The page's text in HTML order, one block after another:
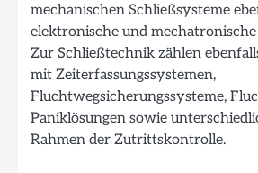
mechanischen Schließsysteme
elektronische und mechatronische
Zur Schließtechnik zählen
mit Zeiterfassungssystemen,
Fluchtwegsicherungssysteme,
Paniklösungen sowie
Rahmen der Zutrittskontrolle.